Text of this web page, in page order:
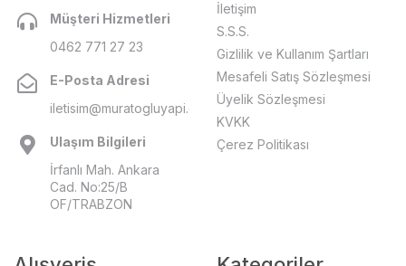
Müşteri Hizmetleri
0462 771 27 23
E-Posta Adresi
iletisim@muratogluyapi.com
Ulaşım Bilgileri
İrfanlı Mah. Ankara
Cad. No:25/B
OF/TRABZON
İletişim
S.S.S.
Gizlilik ve Kullanım Şartları
Mesafeli Satış Sözleşmesi
Üyelik Sözleşmesi
KVKK
Çerez Politikası